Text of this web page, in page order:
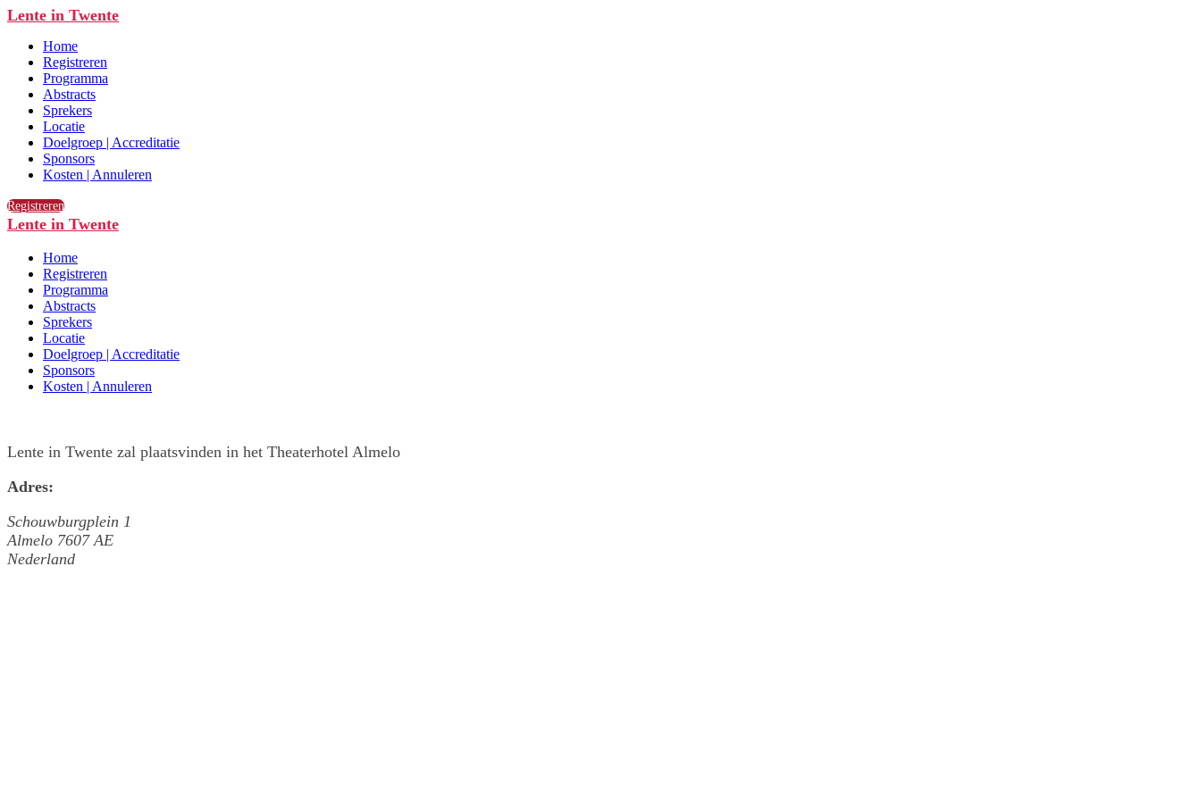
Lente in Twente
Home
Registreren
Programma
Abstracts
Sprekers
Locatie
Doelgroep | Accreditatie
Sponsors
Kosten | Annuleren
Registreren
Lente in Twente
Home
Registreren
Programma
Abstracts
Sprekers
Locatie
Doelgroep | Accreditatie
Sponsors
Kosten | Annuleren
Lente in Twente zal plaatsvinden in het Theaterhotel Almelo
Adres:
Schouwburgplein 1
Almelo 7607 AE
Nederland